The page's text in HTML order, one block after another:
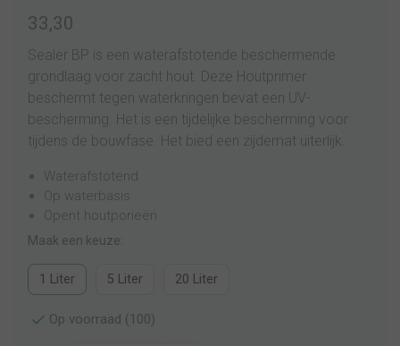
33,30
Sealer BP is een waterafstotende beschermende
grondlaag voor zacht hout. Deze Houtprimer
beschermt tegen waterkringen bevat een UV-
bescherming. Het is een tijdelijke bescherming voor
tijdens de bouwfase. Het bied een zijdemat uiterlijk.
Waterafstotend
Op waterbasis
Opent houtporieën
Maak een keuze:
1 Liter 5 Liter 20 Liter
Op voorraad (100)